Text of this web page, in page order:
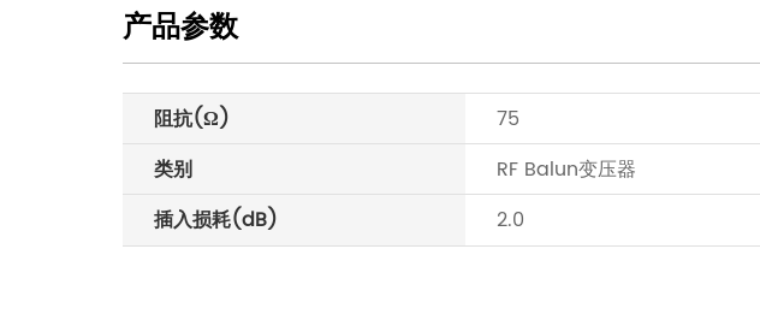
产品参数
阻抗(Ω)
75
类别
RF Balun变压器
插入损耗(dB)
2.0